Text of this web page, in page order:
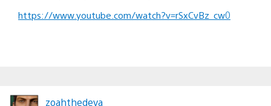
https://www.youtube.com/watch?v=rSxCvBz_cw0
zoahthedeva